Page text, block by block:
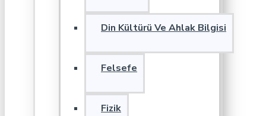
Din Kültürü Ve Ahlak Bilgisi
Felsefe
Fizik